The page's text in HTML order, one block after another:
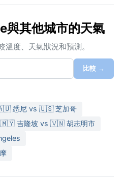
與其他城市的天氣
度、天氣狀況和預測。
比較 →
悉尼 vs 🇺🇸 芝加哥
🇲🇾 吉隆坡 vs 🇻🇳 胡志明市